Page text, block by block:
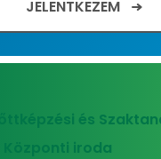
JELENTKEZEM
és
Központi iroda